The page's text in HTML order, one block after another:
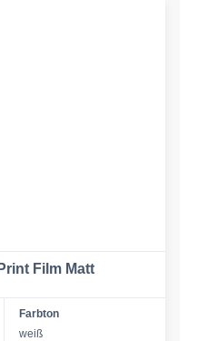
Film Matt
Farbton
weiß